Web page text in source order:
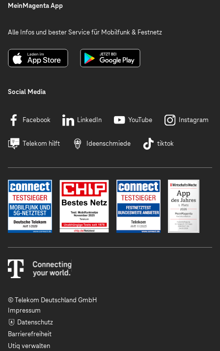
MeinMagenta App
Alle Infos und bester Service für Mobilfunk & Festnetz
Social Media
Facebook LinkedIn YouTube Instagram
Telekom hilft Ideenschmiede tiktok
© Telekom Deutschland GmbH
Impressum
Datenschutz
Barrierefreiheit
Utiq verwalten